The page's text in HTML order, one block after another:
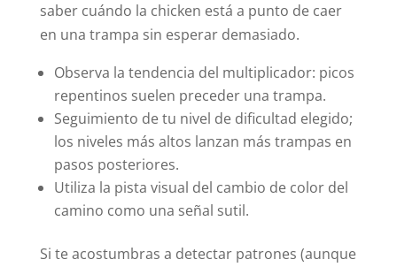
saber cuándo la chicken está a punto de caer
en una trampa sin esperar demasiado.
Observa la tendencia del multiplicador: picos
repentinos suelen preceder una trampa.
Seguimiento de tu nivel de dificultad elegido;
los niveles más altos lanzan más trampas en
pasos posteriores.
Utiliza la pista visual del cambio de color del
camino como una señal sutil.
Si te acostumbras a detectar patrones (aunque